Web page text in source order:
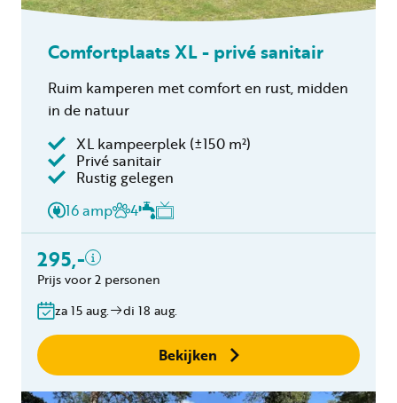
Comfortplaats XL - privé sanitair
Ruim kamperen met comfort en rust, midden
in de natuur
XL kampeerplek (±150 m²)
Privé sanitair
Rustig gelegen
16 amp
4
295,-
Inclusief
Geen boekingskosten
Prijs voor 2 personen
za 15 aug. di 18 aug.
Bekijken